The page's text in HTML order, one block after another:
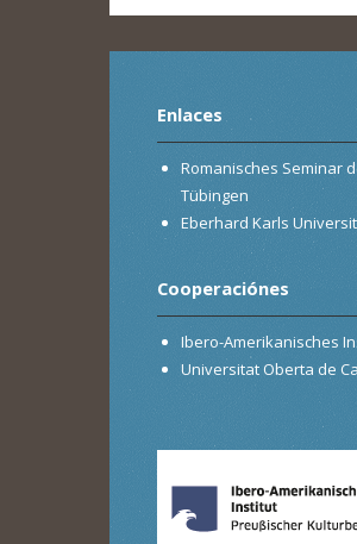
Enlaces
Romanisches Seminar
Tübingen
Eberhard Karls
Cooperaciónes
Ibero-Amerikanisches
Universitat Oberta de